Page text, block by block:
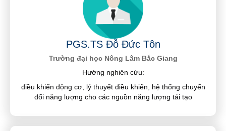
PGS.TS Đỗ Đức Tôn
Trường đại học Nông Lâm Bắc Giang
Hướng nghiên cứu:
điều khiển động cơ, lý thuyết điều khiển, hệ thống chuyển
đổi năng lượng cho các nguồn năng lượng tái tạo